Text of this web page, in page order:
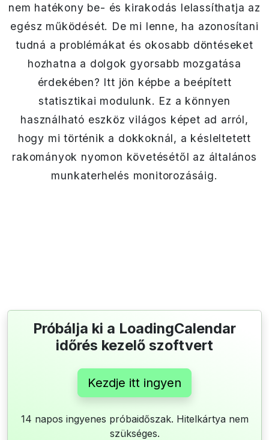
nem hatékony be- és kirakodás lelassíthatja az
egész működését. De mi lenne, ha azonosítani
tudná a problémákat és okosabb döntéseket
hozhatna a dolgok gyorsabb mozgatása
érdekében? Itt jön képbe a beépített
statisztikai modulunk. Ez a könnyen
használható eszköz világos képet ad arról,
hogy mi történik a dokkoknál, a késleltetett
rakományok nyomon követésétől az általános
munkaterhelés monitorozásáig.
Próbálja ki a LoadingCalendar
időrés kezelő szoftvert
Kezdje itt ingyen
14 napos ingyenes próbaidőszak. Hitelkártya nem
szükséges.